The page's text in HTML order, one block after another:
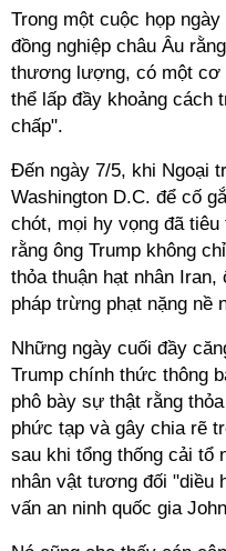
Trong một cuộc họp
đồng nghiệp châu Âu
thương lượng, có một cơ
thể lấp đầy khoảng cách
chấp".
Đến ngày 7/5, khi Ngoại
Washington D.C. để cố
chót, mọi hy vọng đã
rằng ông Trump không
thỏa thuận hạt nhân
pháp trừng phạt nặng nề
Những ngày cuối đầy
Trump chính thức thông
phô bày sự thật rằng
phức tạp và gây chia rẽ
sau khi tổng thống cải tổ
nhân vật tương đối "diều
vấn an ninh quốc gia